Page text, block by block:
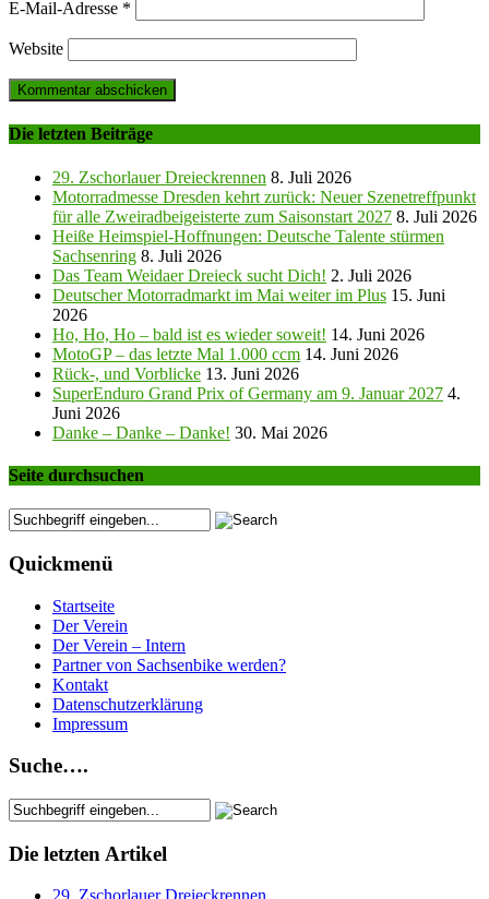
E-Mail-Adresse *
Website
Die letzten Beiträge
29. Zschorlauer Dreieckrennen 8. Juli 2026
Motorradmesse Dresden kehrt zurück: Neuer Szenetreffpunkt
für alle Zweiradbeigeisterte zum Saisonstart 2027 8. Juli 2026
Heiße Heimspiel-Hoffnungen: Deutsche Talente stürmen
Sachsenring 8. Juli 2026
Das Team Weidaer Dreieck sucht Dich! 2. Juli 2026
Deutscher Motorradmarkt im Mai weiter im Plus 15. Juni
2026
Ho, Ho, Ho – bald ist es wieder soweit! 14. Juni 2026
MotoGP – das letzte Mal 1.000 ccm 14. Juni 2026
Rück-, und Vorblicke 13. Juni 2026
SuperEnduro Grand Prix of Germany am 9. Januar 2027 4.
Juni 2026
Danke – Danke – Danke! 30. Mai 2026
Seite durchsuchen
Quickmenü
Startseite
Der Verein
Der Verein – Intern
Partner von Sachsenbike werden?
Kontakt
Datenschutzerklärung
Impressum
Suche….
Die letzten Artikel